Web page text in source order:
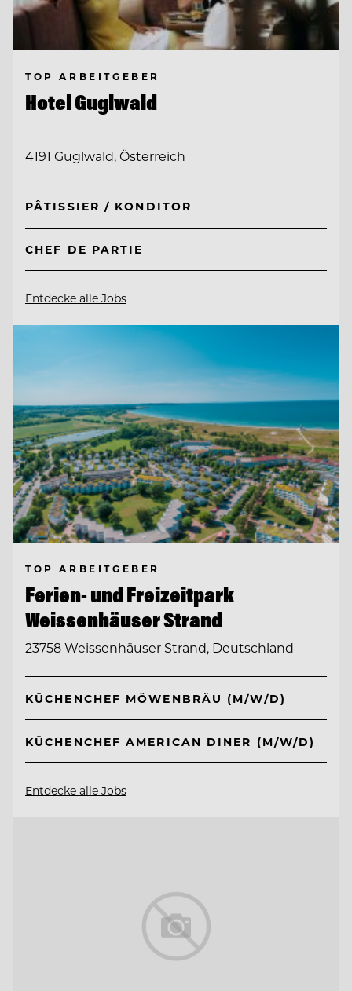
TOP ARBEITGEBER
Hotel Guglwald
4191 Guglwald, Österreich
PÂTISSIER / KONDITOR
CHEF DE PARTIE
Entdecke alle Jobs
TOP ARBEITGEBER
Ferien- und Freizeitpark
Weissenhäuser Strand
23758 Weissenhäuser Strand, Deutschland
KÜCHENCHEF MÖWENBRÄU (M/W/D)
KÜCHENCHEF AMERICAN DINER (M/W/D)
Entdecke alle Jobs